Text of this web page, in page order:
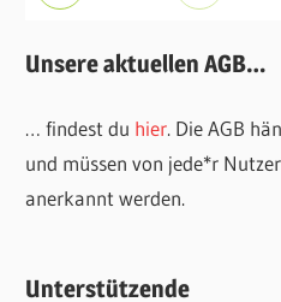
Unsere aktuellen AGB…
… findest du hier. Die AGB
und müssen von jede*r
anerkannt werden.
Unterstützende